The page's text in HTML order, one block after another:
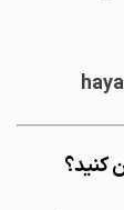
کنید؟